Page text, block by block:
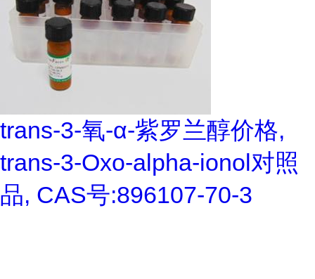
trans-3-氧-α-紫罗兰醇价格,
trans-3-Oxo-alpha-ionol对照
品, CAS号:896107-70-3